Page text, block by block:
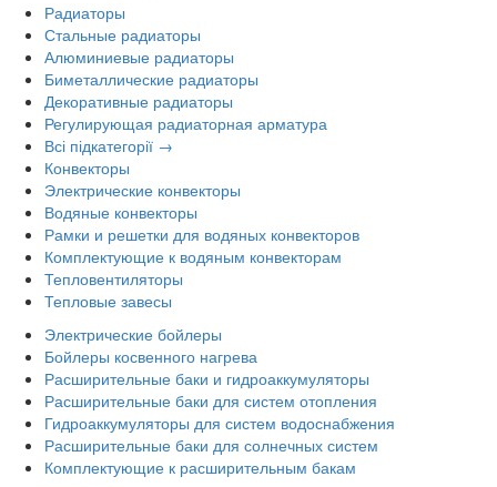
Радиаторы
Стальные радиаторы
Алюминиевые радиаторы
Биметаллические радиаторы
Декоративные радиаторы
Регулирующая радиаторная арматура
Всі підкатегорії →
Конвекторы
Электрические конвекторы
Водяные конвекторы
Рамки и решетки для водяных конвекторов
Комплектующие к водяным конвекторам
Тепловентиляторы
Тепловые завесы
Электрические бойлеры
Бойлеры косвенного нагрева
Расширительные баки и гидроаккумуляторы
Расширительные баки для систем отопления
Гидроаккумуляторы для систем водоснабжения
Расширительные баки для солнечных систем
Комплектующие к расширительным бакам